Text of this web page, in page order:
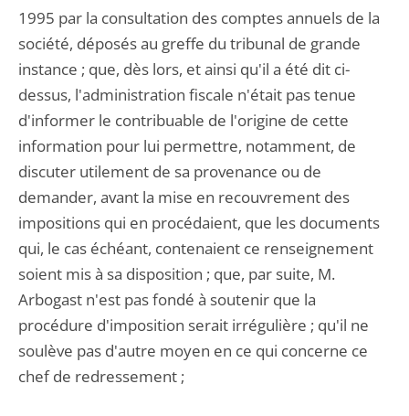
1995 par la consultation des comptes annuels de la
société, déposés au greffe du tribunal de grande
instance ; que, dès lors, et ainsi qu'il a été dit ci-
dessus, l'administration fiscale n'était pas tenue
d'informer le contribuable de l'origine de cette
information pour lui permettre, notamment, de
discuter utilement de sa provenance ou de
demander, avant la mise en recouvrement des
impositions qui en procédaient, que les documents
qui, le cas échéant, contenaient ce renseignement
soient mis à sa disposition ; que, par suite, M.
Arbogast n'est pas fondé à soutenir que la
procédure d'imposition serait irrégulière ; qu'il ne
soulève pas d'autre moyen en ce qui concerne ce
chef de redressement ;